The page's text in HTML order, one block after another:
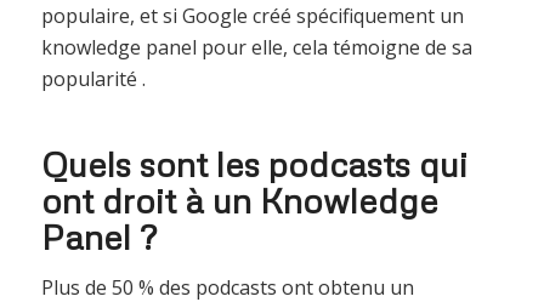
populaire, et si Google créé spécifiquement un
knowledge panel pour elle, cela témoigne de sa
popularité .
Quels sont les podcasts qui
ont droit à un Knowledge
Panel ?
Plus de 50 % des podcasts ont obtenu un